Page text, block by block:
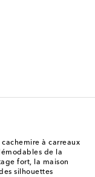
à carreaux
de la
fort, la maison
silhouettes